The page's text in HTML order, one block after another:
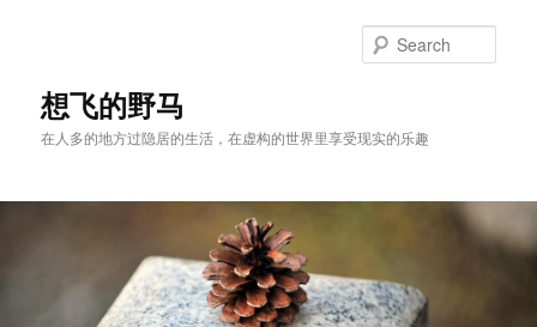
content
content想飞的野马
在人多的地方过隐居的生活，在虚构的世界里享受现实的乐趣